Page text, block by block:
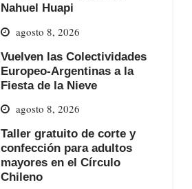
Nahuel Huapi
agosto 8, 2026
Vuelven las Colectividades
Europeo-Argentinas a la
Fiesta de la Nieve
agosto 8, 2026
Taller gratuito de corte y
confección para adultos
mayores en el Círculo
Chileno